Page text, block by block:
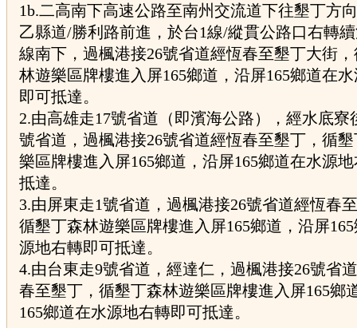
1b.二高南下高速公路至南州交流道下往墾丁方
乙縣道/勝利路前進，於台1線/縱貫公路口右轉
線南下，過楓港接26號省道經恆春至墾丁大街
林遊樂區牌樓進入屏165鄉道，沿屏165鄉道在
即可抵達。
2.由高雄走17號省道（即濱海公路），經水底寮
號省道，過楓港接26號省道經恆春至墾丁，循
樂區牌樓進入屏165鄉道，沿屏165鄉道在水源
抵達。
3.由屏東走1號省道，過楓港接26號省道經恆春
循墾丁森林遊樂區牌樓進入屏165鄉道，沿屏
源地右轉即可抵達。
4.由台東走9號省道，經達仁，過楓港接26號省
春至墾丁，循墾丁森林遊樂區牌樓進入屏165鄉
165鄉道在水源地右轉即可抵達。